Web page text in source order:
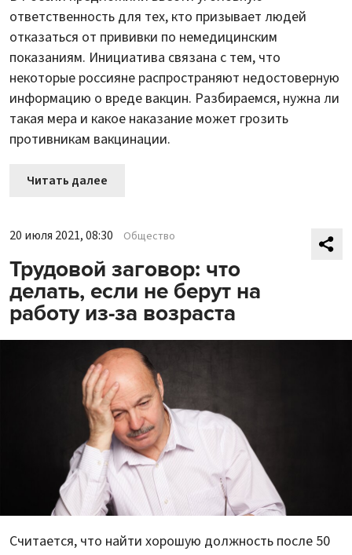
ответственность для тех, кто призывает людей
отказаться от прививки по немедицинским
показаниям. Инициатива связана с тем, что
некоторые россияне распространяют недостоверную
информацию о вреде вакцин. Разбираемся, нужна ли
такая мера и какое наказание может грозить
противникам вакцинации.
Читать далее
20 июля 2021, 08:30 Общество
Трудовой заговор: что
делать, если не берут на
работу из-за возраста
Считается, что найти хорошую должность после 50